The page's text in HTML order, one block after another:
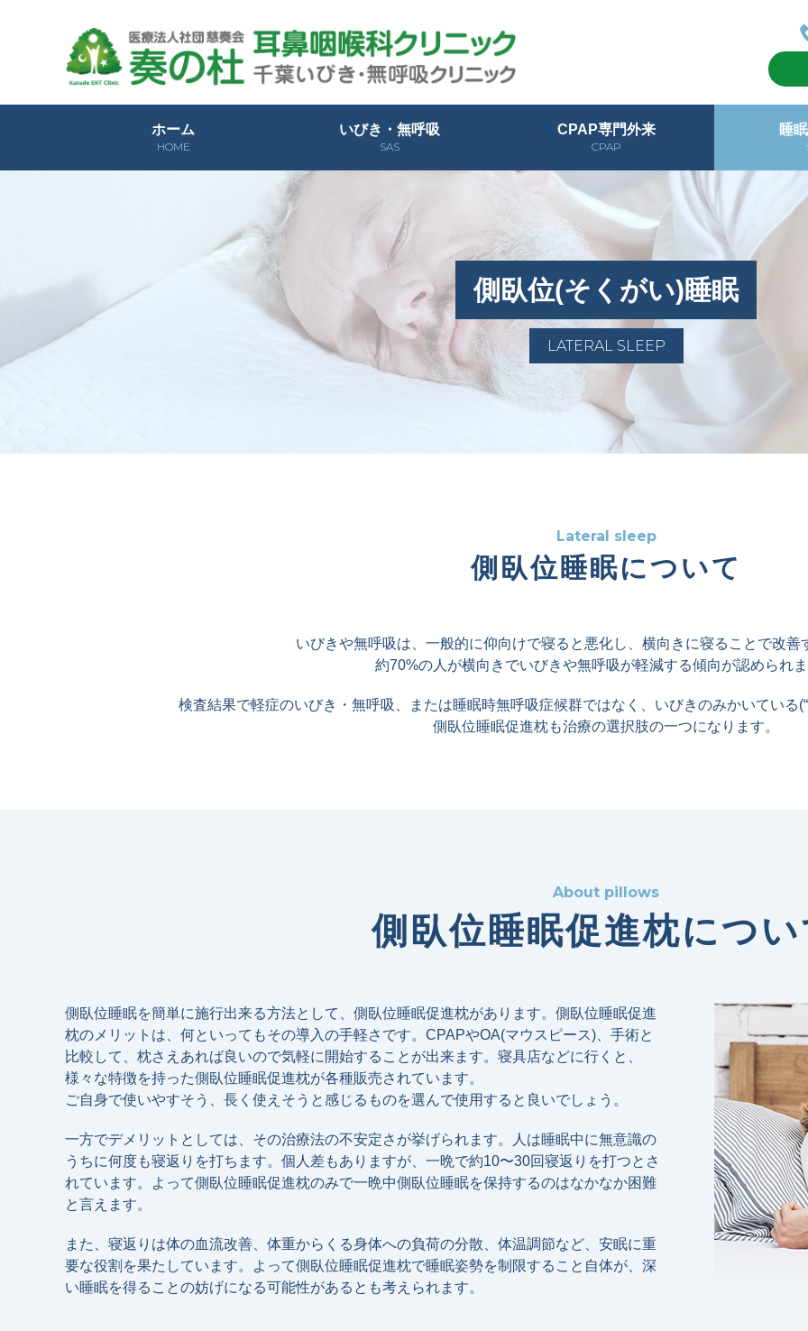
ホーム
HOME
いびき・無呼吸
SAS
睡眠時無呼吸症候群について
睡眠時無呼吸症候群の手術療法
検査について
CPAP専門外来
CPAP
CPAP専門外来
よくあるご質問
睡
快適
その
側臥位
いびきが消
側臥位(そくがい)睡眠
LATERAL SLEEP
Lateral sleep
側臥位睡眠について
いびきや無呼吸は、⼀般的に仰向けで寝ると悪化し、横向きに寝ることで改善
約70%の⼈が横向きでいびきや無呼吸が軽減する傾向が認められ
検査結果で軽症のいびき・無呼吸、または睡眠時無呼吸症候群ではなく、いびきのみかいている
側臥位睡眠促進枕も治療の選択肢の⼀つになります。
About pillows
側臥位睡眠促進枕につ
側臥位睡眠を簡単に施⾏出来る⽅法として、側臥位睡眠促進枕があります。側臥位睡眠促進
枕のメリットは、何といってもその導⼊の⼿軽さです。CPAPやOA(マウスピース)、⼿術と
⽐較して、枕さえあれば良いので気軽に開始することが出来ます。寝具店などに⾏くと、
様々な特徴を持った側臥位睡眠促進枕が各種販売されています。
ご⾃⾝で使いやすそう、⻑く使えそうと感じるものを選んで使⽤すると良いでしょう。
⼀⽅でデメリットとしては、その治療法の不安定さが挙げられます。⼈は睡眠中に無意識の
うちに何度も寝返りを打ちます。個⼈差もありますが、⼀晩で約10〜30回寝返りを打つとさ
れています。よって側臥位睡眠促進枕のみで⼀晩中側臥位睡眠を保持するのはなかなか困難
と⾔えます。
また、寝返りは体の⾎流改善、体重からくる⾝体への負荷の分散、体温調節など、安眠に重
要な役割を果たしています。よって側臥位睡眠促進枕で睡眠姿勢を制限すること⾃体が、深
い睡眠を得ることの妨げになる可能性があるとも考えられます。